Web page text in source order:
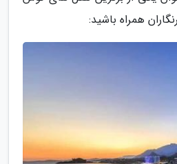
همراه باشید: